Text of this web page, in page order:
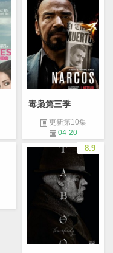
毒枭第三季
更新第10集
04-20
8.9